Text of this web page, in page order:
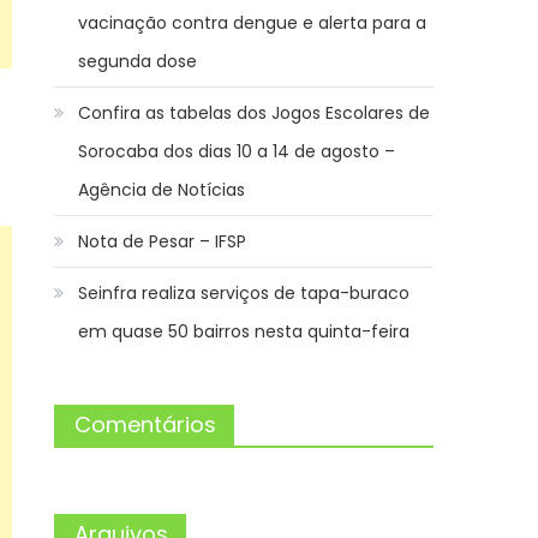
vacinação contra dengue e alerta para a
segunda dose
Confira as tabelas dos Jogos Escolares de
Sorocaba dos dias 10 a 14 de agosto –
Agência de Notícias
Nota de Pesar – IFSP
Seinfra realiza serviços de tapa-buraco
em quase 50 bairros nesta quinta-feira
Comentários